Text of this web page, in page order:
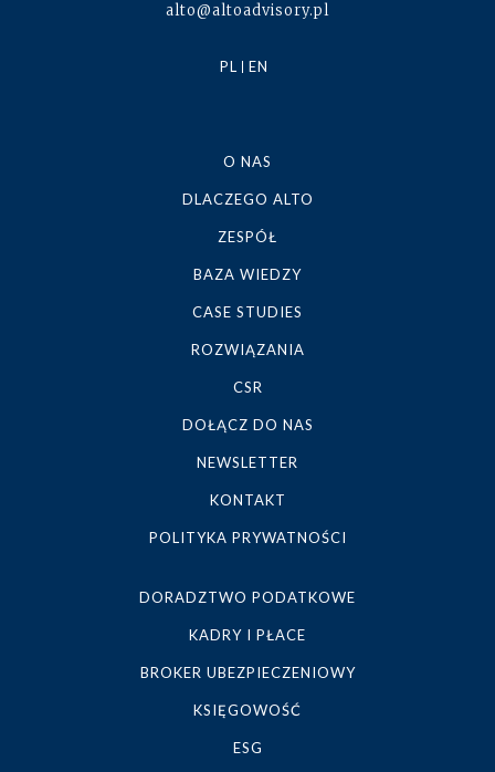
alto@altoadvisory.pl
PL EN
O NAS
DLACZEGO ALTO
ZESPÓŁ
BAZA WIEDZY
CASE STUDIES
ROZWIĄZANIA
CSR
DOŁĄCZ DO NAS
NEWSLETTER
KONTAKT
POLITYKA PRYWATNOŚCI
DORADZTWO PODATKOWE
KADRY I PŁACE
BROKER UBEZPIECZENIOWY
KSIĘGOWOŚĆ
ESG